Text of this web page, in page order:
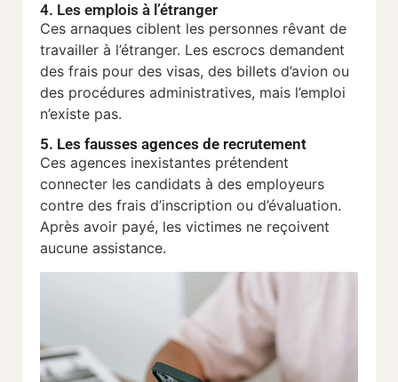
4. Les emplois à l’étranger
Ces arnaques ciblent les personnes rêvant de
travailler à l’étranger. Les escrocs demandent
des frais pour des visas, des billets d’avion ou
des procédures administratives, mais l’emploi
n’existe pas.
5. Les fausses agences de recrutement
Ces agences inexistantes prétendent
connecter les candidats à des employeurs
contre des frais d’inscription ou d’évaluation.
Après avoir payé, les victimes ne reçoivent
aucune assistance.